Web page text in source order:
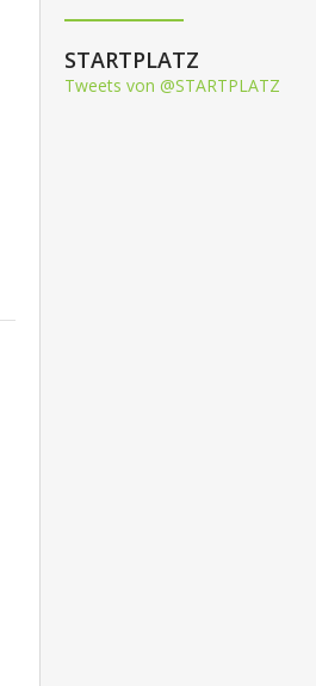
STARTPLATZ
Tweets von @STARTPLATZ